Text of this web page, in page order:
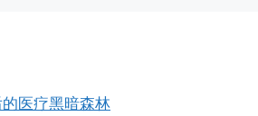
医疗黑暗森林